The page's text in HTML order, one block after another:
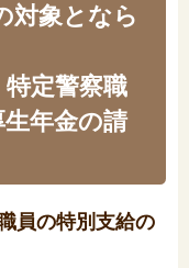
対象となら
定警察職
年金の請
員の特別支給の